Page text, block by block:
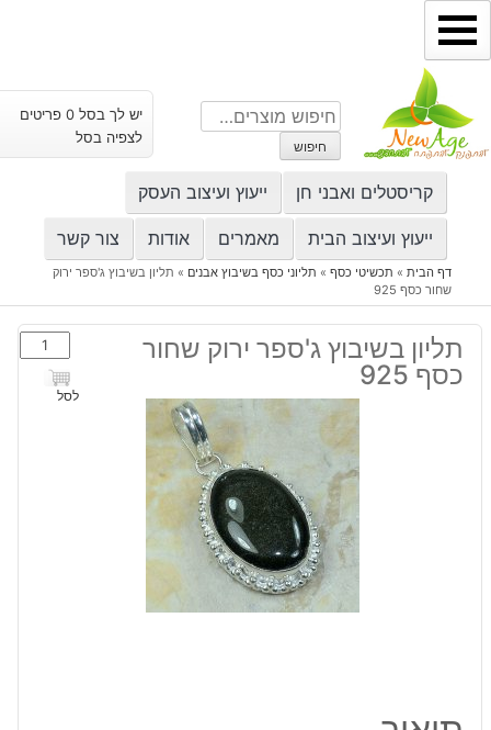
דילוג
לתוכן
חיפוש
עבור:
חיפוש
יש לך בסל 0 פריטים
לצפיה בסל
קריסטלים ואבני חן ייעוץ ועיצוב העסק
ייעוץ ועיצוב הבית מאמרים אודות צור קשר
דף הבית» תכשיטי כסף» תליוני כסף בשיבוץ אבנים » תליון בשיבוץ ג'ספר ירוק
שחור כסף 925
תליון בשיבוץ ג'ספר ירוק שחור
כסף 925
כמות
של
תליון
לסל